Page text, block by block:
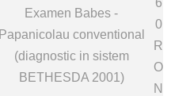
Examen Babes -
Papanicolau conventional
(diagnostic in sistem
BETHESDA 2001)
6
0
R
O
N